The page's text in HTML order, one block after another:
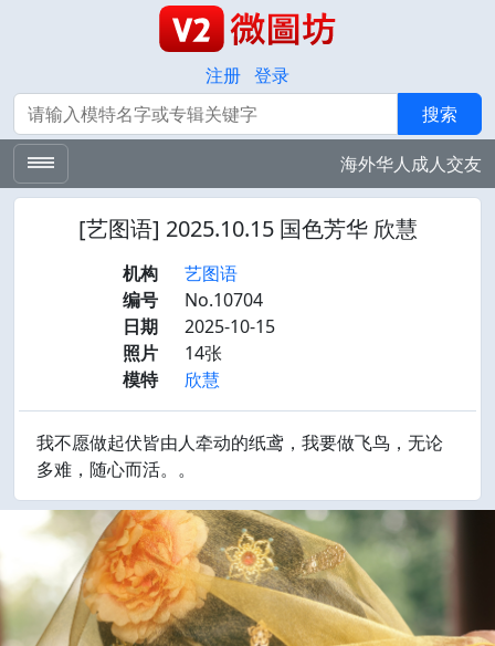
注册 登录
搜索
搜索
海外华人成人交友
[艺图语] 2025.10.15 国色芳华 欣慧
机构
艺图语
编号
No.10704
日期
2025-10-15
照片
14张
模特
欣慧
我不愿做起伏皆由人牵动的纸鸢，我要做飞鸟，无论
多难，随心而活。。